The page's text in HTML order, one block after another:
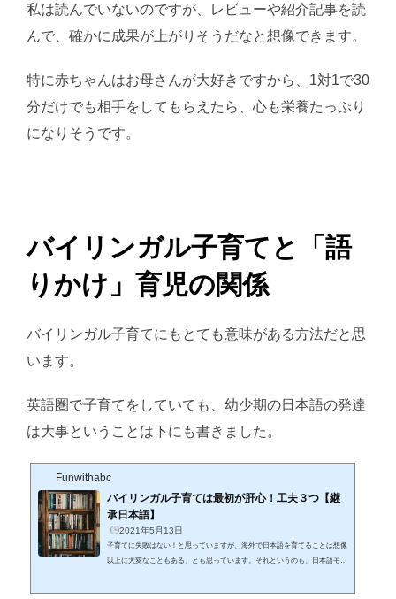
私は読んでいないのですが、レビューや紹介記事を読
んで、確かに成果が上がりそうだなと想像できます。
特に赤ちゃんはお母さんが大好きですから、1対1で30
分だけでも相手をしてもらえたら、心も栄養たっぷり
になりそうです。
バイリンガル子育てと「語
りかけ」育児の関係
バイリンガル子育てにもとても意味がある方法だと思
います。
英語圏で子育てをしていても、幼少期の日本語の発達
は大事ということは下にも書きました。
Funwithabc
バイリンガル子育ては最初が肝心！工夫３つ【継
承日本語】
2021年5月13日
子育てに失敗はない！と思っていますが、海外で日本語を育てることは想像
以上に大変なこともある、とも思っています。それというのも、日本語モノ